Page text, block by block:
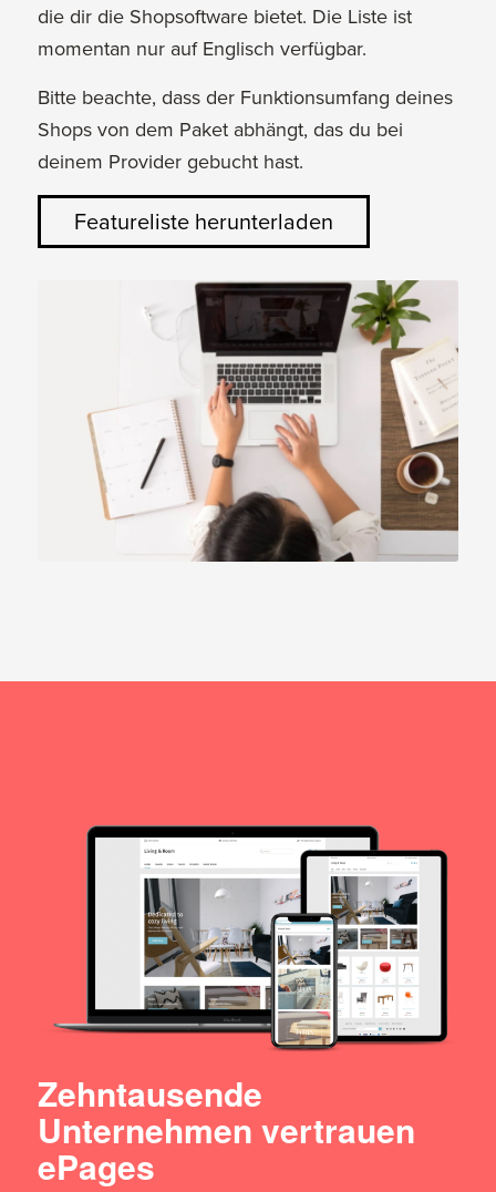
die dir die Shopsoftware bietet. Die Liste ist
momentan nur auf Englisch verfügbar.
Bitte beachte, dass der Funktionsumfang deines
Shops von dem Paket abhängt, das du bei
deinem Provider gebucht hast.
Featureliste herunterladen
Zehntausende
Unternehmen vertrauen
ePages